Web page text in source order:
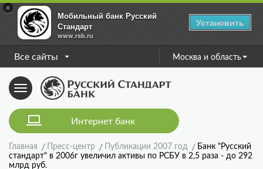
×
Мобильный банк Русский
Стандарт
www.rsb.ru
Установить
Все сайты Москва и область
Toggle
navigation
Интернет банк
Главная Пресс-центр Публикации 2007 год
Банк "Русский
стандарт" в 2006г увеличил активы по РСБУ в 2,5 раза - до 292
млрд руб.